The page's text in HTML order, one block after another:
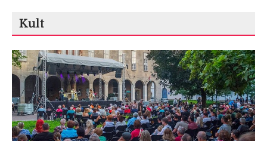
Kult